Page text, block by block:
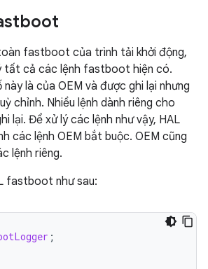
fastboot của trình tải khởi động,
tất cả các lệnh fastboot hiện có.
là của OEM và được ghi lại nhưng
chỉnh. Nhiều lệnh dành riêng cho
lại. Để xử lý các lệnh như vậy, HAL
các lệnh OEM bắt buộc. OEM cũng
lệnh riêng.
fastboot như sau:
;